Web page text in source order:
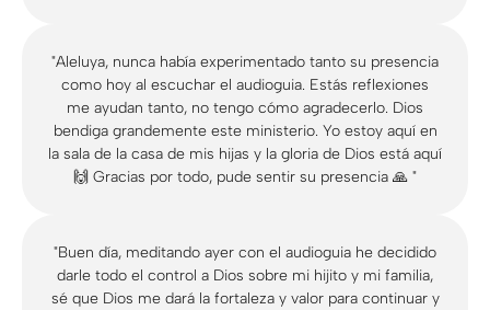
"Aleluya, nunca había experimentado tanto su presencia
como hoy al escuchar el audioguia. Estás reflexiones
me ayudan tanto, no tengo cómo agradecerlo. Dios
bendiga grandemente este ministerio. Yo estoy aquí en
la sala de la casa de mis hijas y la gloria de Dios está aquí
🙌 Gracias por todo, pude sentir su presencia 🙏 "
"Buen día, meditando ayer con el audioguia he decidido
darle todo el control a Dios sobre mi hijito y mi familia,
sé que Dios me dará la fortaleza y valor para continuar y